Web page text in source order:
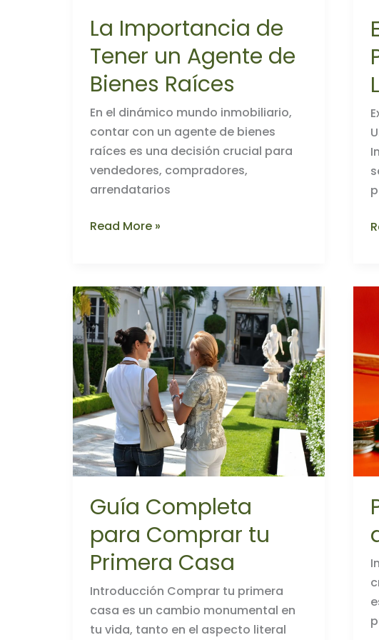
La Importancia de
Tener un Agente de
Bienes Raíces
En el dinámico mundo inmobiliario,
contar con un agente de bienes
raíces es una decisión crucial para
vendedores, compradores,
arrendatarios
La
Tener
un
Agente
de
Bienes
Raíces
Read More »
Guía Completa
para Comprar tu
Primera Casa
Introducción Comprar tu primera
casa es un cambio monumental en
tu vida, tanto en el aspecto literal